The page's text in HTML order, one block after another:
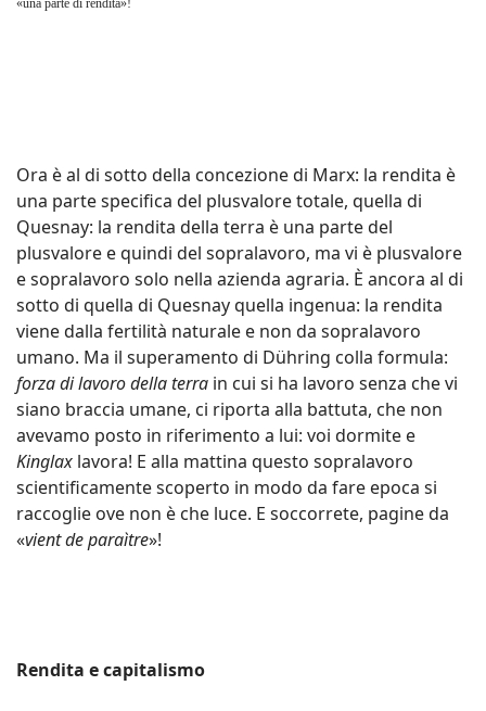
«una parte di rendita»!
Ora è al di sotto della concezione di Marx: la rendita è
una parte specifica del plusvalore totale, quella di
Quesnay: la rendita della terra è una parte del
plusvalore e quindi del sopralavoro, ma vi è plusvalore
e sopralavoro solo nella azienda agraria. È ancora al di
sotto di quella di Quesnay quella ingenua: la rendita
viene dalla fertilità naturale e non da sopralavoro
umano. Ma il superamento di Dühring colla formula:
forza di lavoro della terra in cui si ha lavoro senza che vi
siano braccia umane, ci riporta alla battuta, che non
avevamo posto in riferimento a lui: voi dormite e
Kinglax lavora! E alla mattina questo sopralavoro
scientificamente scoperto in modo da fare epoca si
raccoglie ove non è che luce. E soccorrete, pagine da
«vient de paraìtre»!
Rendita e capitalismo